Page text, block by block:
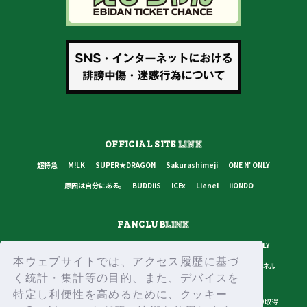
本ウェブサイトでは、アクセス履歴に基づ
く統計・集計等の目的、また、デバイスを
特定し利便性を高めるために、クッキー
OFFICIAL SITELINK
超特急 M!LK SUPER★DRAGON Sakurashimeji
ONE N' ONLY
原因は自分にある。
BUDDiiS ICEx Lienel iiONDO
FANCLUBLINK
ONE N' ONLY
原因は自分にある。
BUDDiiS ICEx Lienel スターダストチャンネル
プライバシーポリシー ご利用規約 推奨環境 ヘルプ・お問い合わせ ID取得